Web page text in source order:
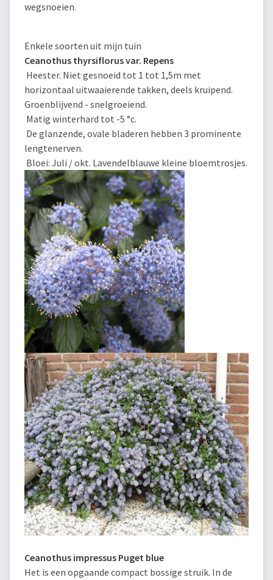
wegsnoeien.
Enkele soorten uit mijn tuin
Ceanothus thyrsiflorus var. Repens
Heester. Niet gesnoeid tot 1 tot 1,5m met
horizontaal uitwaaierende takken, deels kruipend.
Groenblijvend - snelgroeiend.
Matig winterhard tot -5 °c.
De glanzende, ovale bladeren hebben 3 prominente
lengtenerven.
Bloei: Juli / okt. Lavendelblauwe kleine bloemtrosjes.
Ceanothus impressus Puget blue
Het is een opgaande compact bossige struik. In de